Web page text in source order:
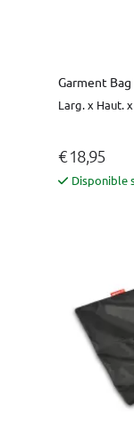
Garment
Larg. x Haut.
€ 18,95
Disponible